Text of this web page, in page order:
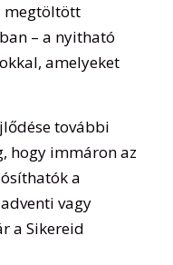
megtöltött
– a nyitható
amelyeket
további
hogy immáron az
a
vagy
a Sikereid